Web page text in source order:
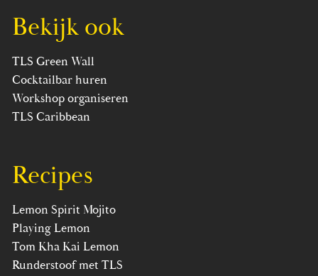
Recipes
Lemon Spirit Mojito
Playing Lemon
Tom Kha Kai Lemon
Runderstoof met TLS
Bekijk ook
TLS Green Wall
Cocktailbar huren
Workshop organiseren
TLS Caribbean